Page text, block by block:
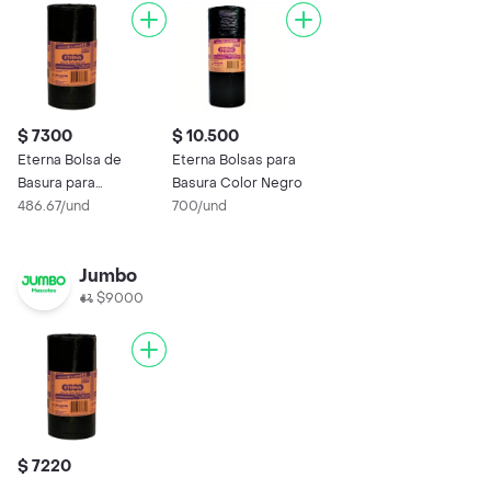
$ 7300
Eterna Bolsa de
Basura para
Apartamento
486.67/und
$ 10.500
Eterna Bolsas para
Basura Color Negro
700/und
Jumbo
$9000
$ 7220